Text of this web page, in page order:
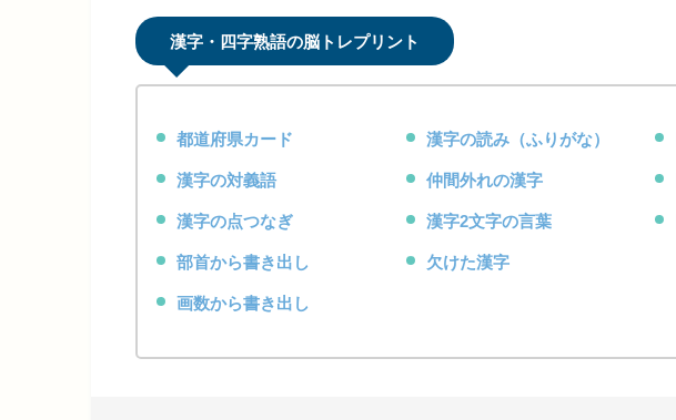
漢字・四字熟語の脳トレプリント
都道府県カード
漢字の対義語
漢字の点つなぎ
部首から書き出し
画数から書き出し
漢字の読み（ふりがな）
仲間外れの漢字
漢字2文字の言葉
欠けた漢字